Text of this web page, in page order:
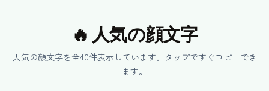
🔥 人気の顔文字
人気の顔文字を全40件表示しています。タップですぐコピーでき
ます。